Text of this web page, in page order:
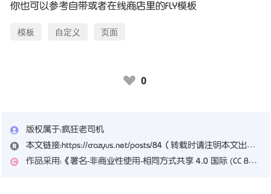
你也可以参考自带或者在线商店里的FLY模板
模板 自定义 页面
♥ 0
版权属于：疯狂老司机
本文链接：https://crazyus.net/posts/84 （转载时请注明本文出处及文章链接）
作品采用： 《署名-非商业性使用-相同方式共享 4.0 国际 (CC BY-NC-SA 4.0)